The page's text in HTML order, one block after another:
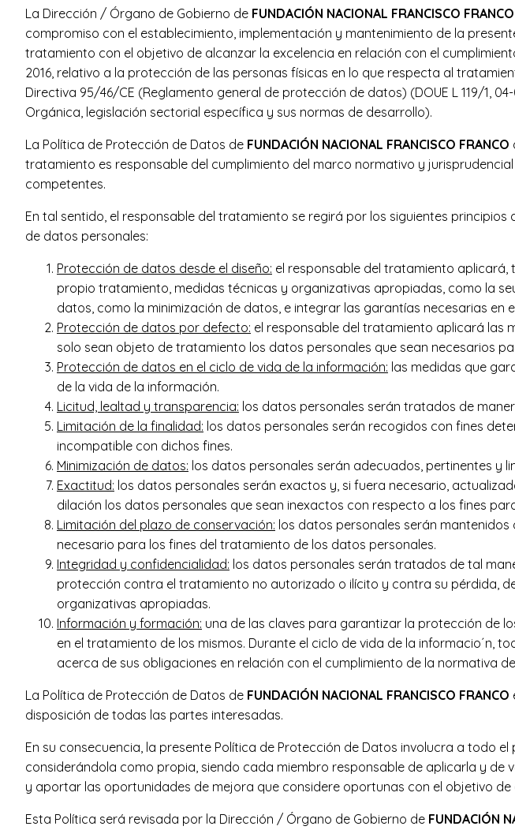
La Dirección / Órgano de Gobierno de FUNDACIÓN NACIONAL FRANCISCO FRANCO
compromiso con el establecimiento, implementación y mantenimiento de la
tratamiento con el objetivo de alcanzar la excelencia en relación con el
2016, relativo a la protección de las personas físicas en lo que respecta al
Directiva 95/46/CE (Reglamento general de protección de datos) (DOUE L 119/1,
Orgánica, legislación sectorial específica y sus normas de desarrollo).
La Política de Protección de Datos de FUNDACIÓN NACIONAL FRANCISCO FRANCO
tratamiento es responsable del cumplimiento del marco normativo y
competentes.
En tal sentido, el responsable del tratamiento se regirá por los siguientes
de datos personales:
Protección de datos desde el diseño: el responsable del tratamiento
propio tratamiento, medidas técnicas y organizativas apropiadas, como la
datos, como la minimización de datos, e integrar las garantías necesarias en
Protección de datos por defecto: el responsable del tratamiento aplicará las
solo sean objeto de tratamiento los datos personales que sean necesarios
Protección de datos en el ciclo de vida de la información: las medidas que
de la vida de la información.
Licitud, lealtad y transparencia: los datos personales serán tratados de
Limitación de la finalidad: los datos personales serán recogidos con fines
incompatible con dichos fines.
Minimización de datos: los datos personales serán adecuados, pertinentes y
Exactitud: los datos personales serán exactos y, si fuera necesario,
dilación los datos personales que sean inexactos con respecto a los fines
Limitación del plazo de conservación: los datos personales serán
necesario para los fines del tratamiento de los datos personales.
Integridad y confidencialidad: los datos personales serán tratados de tal
protección contra el tratamiento no autorizado o ilícito y contra su pérdida,
organizativas apropiadas.
Información y formación: una de las claves para garantizar la protección de
en el tratamiento de los mismos. Durante el ciclo de vida de la
acerca de sus obligaciones en relación con el cumplimiento de la normativa
La Política de Protección de Datos de FUNDACIÓN NACIONAL FRANCISCO FRANCO
disposición de todas las partes interesadas.
En su consecuencia, la presente Política de Protección de Datos involucra a todo
considerándola como propia, siendo cada miembro responsable de aplicarla y
y aportar las oportunidades de mejora que considere oportunas con el objetivo
Esta Política será revisada por la Dirección / Órgano de Gobierno de FUNDACIÓN